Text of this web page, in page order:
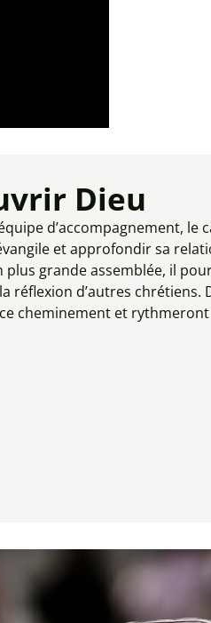
Dieu
d’accompagnement, le
et approfondir sa
plus grande assemblée, il
réflexion d’autres
cheminement et